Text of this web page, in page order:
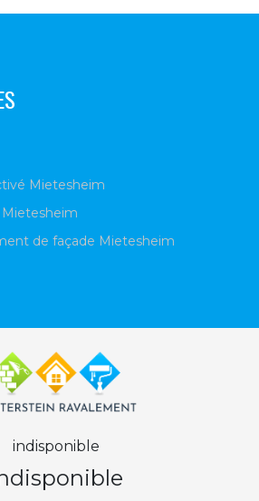
Mietesheim
de façade Mietesheim
indisponible